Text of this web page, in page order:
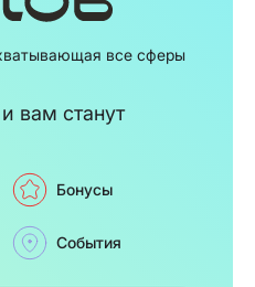
все сферы
и вам станут
Бонусы
События